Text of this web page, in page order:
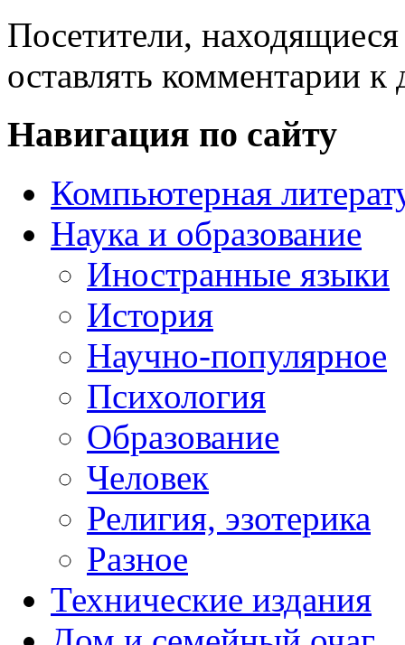
Посетители,
оставлять комментарии к
Навигация по сайту
Компьютерная
Наука и образование
Иностранные языки
История
Научно-популярное
Психология
Образование
Человек
Религия, эзотерика
Разное
Технические издания